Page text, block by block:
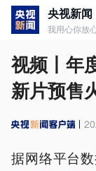
央视新闻
我用心你放
视频丨年
新片预售
据网络平台